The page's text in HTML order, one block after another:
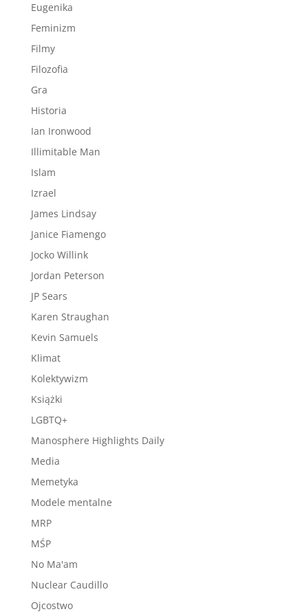
Eugenika
Feminizm
Filmy
Filozofia
Gra
Historia
Ian Ironwood
Illimitable Man
Islam
Izrael
James Lindsay
Janice Fiamengo
Jocko Willink
Jordan Peterson
JP Sears
Karen Straughan
Kevin Samuels
Klimat
Kolektywizm
Książki
LGBTQ+
Manosphere Highlights Daily
Media
Memetyka
Modele mentalne
MRP
MŚP
No Ma'am
Nuclear Caudillo
Ojcostwo